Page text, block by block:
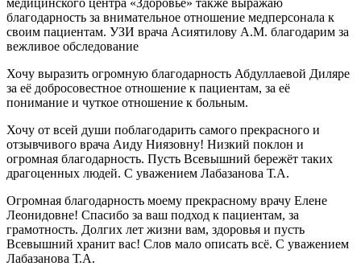
благодарность за внимательное отношение медперсонала к
своим пациентам. УЗИ врача Асиятилову А.М. благодарим за
вежливое обследование
Хочу выразить огромную благодарность Абдуллаевой Диляре
за её добросовестное отношение к пациентам, за её
понимание и чуткое отношение к больным.
Хочу от всей души поблагодарить самого прекрасного и
отзывчивого врача Аиду Ниязовну! Низкий поклон и
огромная благодарность. Пусть Всевышний бережёт таких
драгоценных людей. С уважением Лабазанова Т.А.
Огромная благодарность моему прекрасному врачу Елене
Леонидовне! Спасибо за ваш подход к пациентам, за
грамотность. Долгих лет жизни вам, здоровья и пусть
Всевышний хранит вас! Слов мало описать всё. С уважением
Лабазанова Т.А.